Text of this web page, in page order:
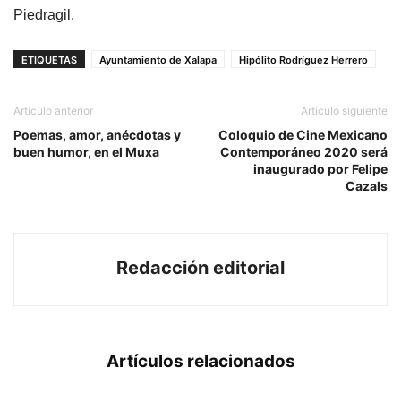
Piedragil.
ETIQUETAS Ayuntamiento de Xalapa Hipólito Rodríguez Herrero
Artículo anterior
Poemas, amor, anécdotas y
buen humor, en el Muxa
Artículo siguiente
Coloquio de Cine Mexicano
Contemporáneo 2020 será
inaugurado por Felipe
Cazals
Redacción editorial
Artículos relacionados